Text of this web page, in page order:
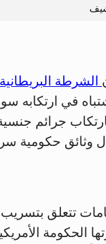
الشرطة البريطانية
في ارتكابه
جرائم
وثائق حكومية
تتعلق بتسريب
الحكومة